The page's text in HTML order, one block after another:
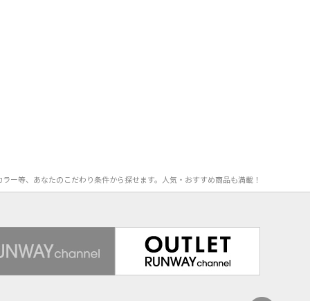
ー等、あなたのこだわり条件から探せます。人気・おすすめ商品も満載！